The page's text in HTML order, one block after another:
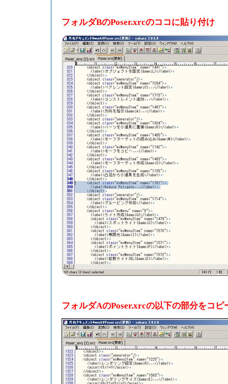
フォルダBのPoser.xrcのココに貼り付け
フォルダAのPoser.xrcの以下の部分をコピ